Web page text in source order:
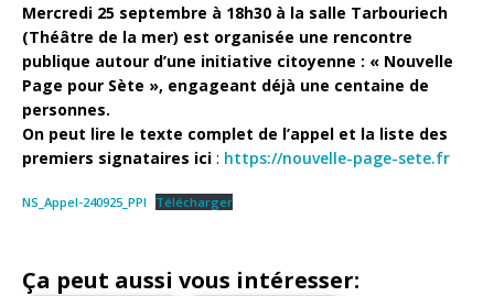
Mercredi 25 septembre à 18h30 à la salle Tarbouriech
(Théâtre de la mer) est organisée une rencontre
publique autour d’une initiative citoyenne : « Nouvelle
Page pour Sète », engageant déjà une centaine de
personnes.
On peut lire le texte complet de l’appel et la liste des
premiers signataires ici : https://nouvelle-page-sete.fr
NS_Appel-240925_PPI Télécharger
Ça peut aussi vous intéresser: